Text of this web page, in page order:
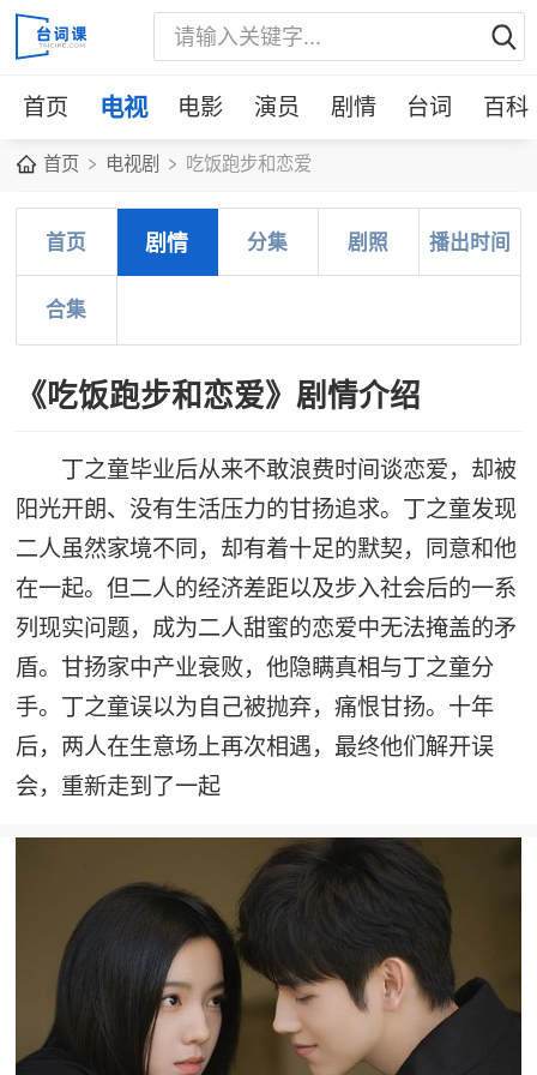
首页 电视 电影 演员 剧情 台词 百科
首页 电视剧 吃饭跑步和恋爱
首页 剧情 分集 剧照 播出时间
合集
《吃饭跑步和恋爱》剧情介绍
丁之童毕业后从来不敢浪费时间谈恋爱，却被
阳光开朗、没有生活压力的甘扬追求。丁之童发现
二人虽然家境不同，却有着十足的默契，同意和他
在一起。但二人的经济差距以及步入社会后的一系
列现实问题，成为二人甜蜜的恋爱中无法掩盖的矛
盾。甘扬家中产业衰败，他隐瞒真相与丁之童分
手。丁之童误以为自己被抛弃，痛恨甘扬。十年
后，两人在生意场上再次相遇，最终他们解开误
会，重新走到了一起